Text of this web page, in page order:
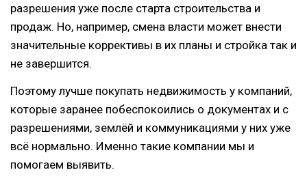
разрешения уже после старта строительства и
продаж. Но, например, смена власти может внести
значительные коррективы в их планы и стройка так и
не завершится.
Поэтому лучше покупать недвижимость у компаний,
которые заранее побеспокоились о документах и с
разрешениями, землёй и коммуникациями у них уже
всё нормально. Именно такие компании мы и
помогаем выявить.